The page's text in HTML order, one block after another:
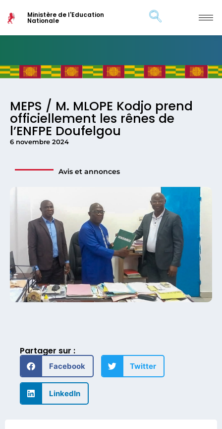
Ministère de l'Education
Nationale
MEPS / M. MLOPE Kodjo prend
officiellement les rênes de
l’ENFPE Doufelgou
6 novembre 2024
Avis et annonces
Partager sur :
Facebook Twitter
LinkedIn